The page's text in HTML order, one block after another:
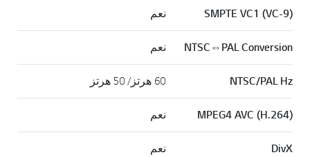
SMPTE VC1 (VC-9) نعم
NTSC⇔PAL Conversion نعم
NTSC/PAL Hz 60 هرتز/ 50 هرتز
MPEG4 AVC (H.264) نعم
DivX نعم